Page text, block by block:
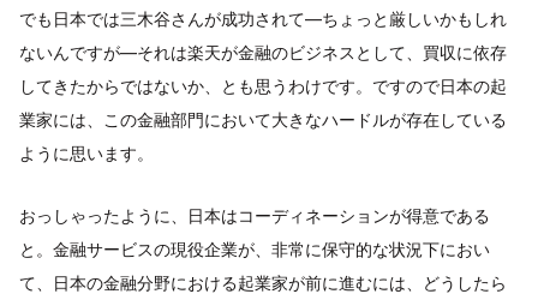
でも日本では三木谷さんが成功されて―ちょっと厳しいかもしれ
ないんですが―それは楽天が金融のビジネスとして、買収に依存
してきたからではないか、とも思うわけです。ですので日本の起
業家には、この金融部門において大きなハードルが存在している
ように思います。
おっしゃったように、日本はコーディネーションが得意である
と。金融サービスの現役企業が、非常に保守的な状況下におい
て、日本の金融分野における起業家が前に進むには、どうしたら